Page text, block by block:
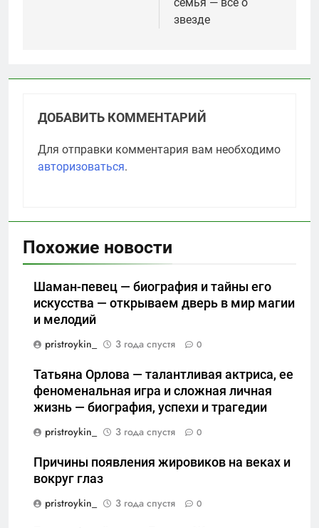
звезде
ДОБАВИТЬ КОММЕНТАРИЙ
Для отправки комментария вам необходимо
авторизоваться.
Похожие новости
Шаман-певец — биография и тайны его
искусства — открываем дверь в мир магии
и мелодий
pristroykin_
3 года спустя 0
Татьяна Орлова — талантливая актриса, ее
феноменальная игра и сложная личная
жизнь — биография, успехи и трагедии
pristroykin_
3 года спустя 0
Причины появления жировиков на веках и
вокруг глаз
pristroykin_
3 года спустя 0